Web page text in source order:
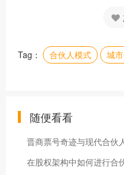
Tag： 合伙人模式 城
随便看看
晋商票号奇迹与现代合伙
在股权架构中如何进行合